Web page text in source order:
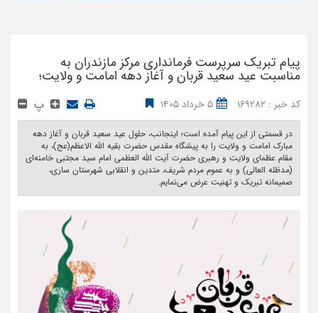
پیام تبریک سرپرست فرمانداری مرکز مازندران به
مناسبت عید سعید قربان و آغاز دهه امامت و ولایت؛
کد خبر : 169282 5 خرداد 1405 پ
در قسمتی از این پیام آمده است؛ اینجانب، حلول عید سعید قربان و آغاز دهه
مبارک امامت و ولایت را به پیشگاه مقدس حضرت بقیه الله الاعظم(عج)، به
مقام عظمای ولایت و رهبری حضرت آیت الله العظمی امام سید مجتبی خامنه‌ای
(مدظله العالی) و به عموم مردم شریف، متدین و انقلابی شهرستان ساری،
صمیمانه تبریک و تهنیت عرض می‌نمایم. ‎